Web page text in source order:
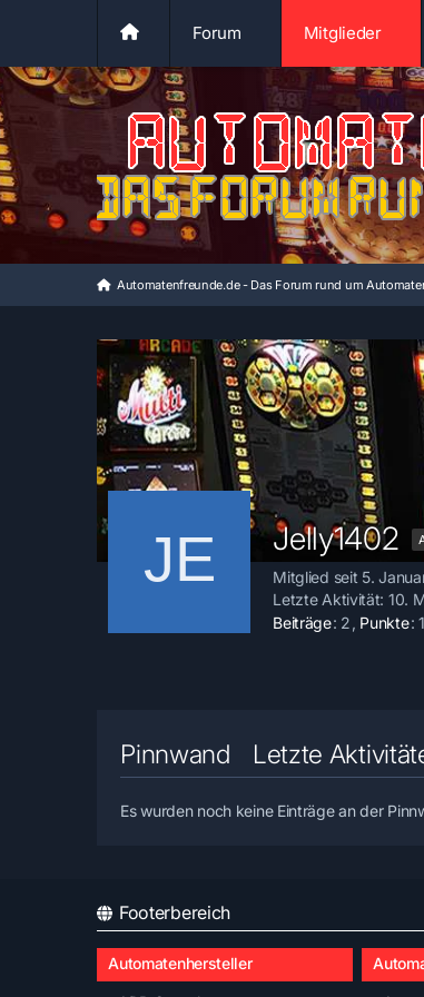
Forum Mitglieder
Automatenfreunde.de - Das Forum rund um
Jelly1402
Mitglied seit 5.
Letzte Aktivität: 10.
Beiträge 2 Punkte
Pinnwand Letzte
Es wurden noch keine Einträge an der
Footerbereich
Automatenhersteller